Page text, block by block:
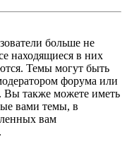
больше не
находящиеся в них
Темы могут быть
форума или
Вы также можете иметь
вами темы, в
вам